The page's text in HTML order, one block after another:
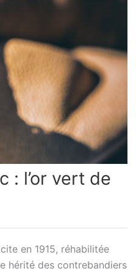
: l’or vert de
en 1915, réhabilitée
hérité des contrebandiers